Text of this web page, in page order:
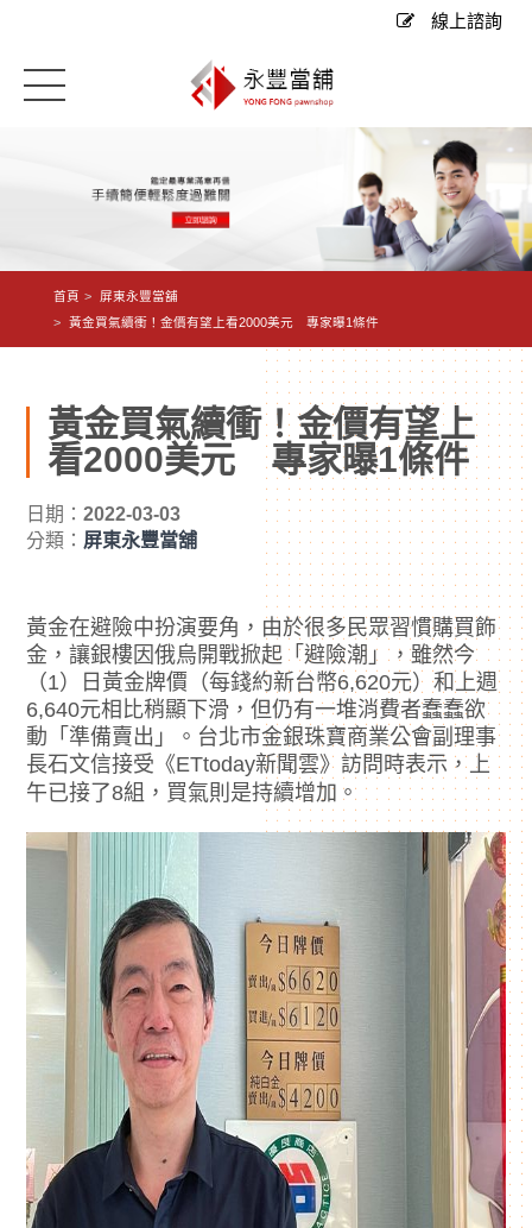
線上諮詢
首頁
屏東永豐當舖
黃金買氣續衝！金價有望上看2000美元 專家曝1條件
黃金買氣續衝！金價有望上
看2000美元 專家曝1條件
日期：2022-03-03
分類： 屏東永豐當舖
黃金在避險中扮演要角，由於很多民眾習慣購買飾
金，讓銀樓因俄烏開戰掀起「避險潮」，雖然今
（1）日黃金牌價（每錢約新台幣6,620元）和上週
6,640元相比稍顯下滑，但仍有一堆消費者蠢蠢欲
動「準備賣出」。台北市金銀珠寶商業公會副理事
長石文信接受《ETtoday新聞雲》訪問時表示，上
午已接了8組，買氣則是持續增加。